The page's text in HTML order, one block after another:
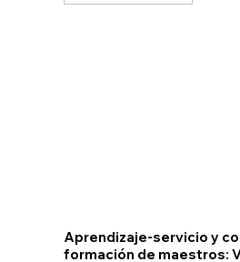
Aprendizaje-servicio y
formación de maestros: